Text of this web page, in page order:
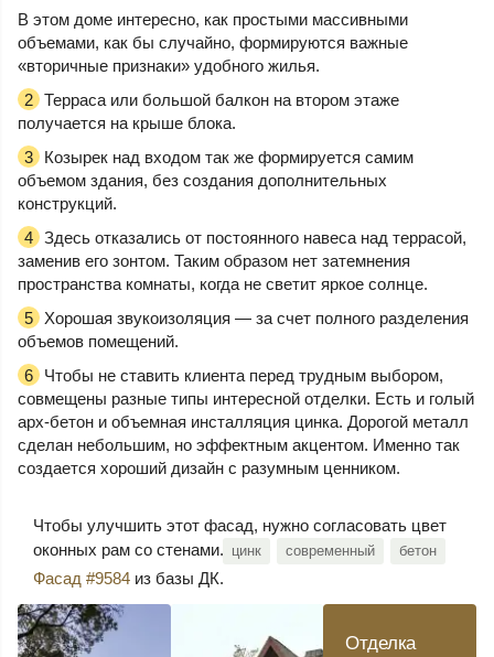
В этом доме интересно, как простыми массивными
объемами, как бы случайно, формируются важные
«вторичные признаки» удобного жилья.
2
Терраса или большой балкон на втором этаже
получается на крыше блока.
3
Козырек над входом так же формируется самим
объемом здания, без создания дополнительных
конструкций.
4
Здесь отказались от постоянного навеса над террасой,
заменив его зонтом. Таким образом нет затемнения
пространства комнаты, когда не светит яркое солнце.
5
Хорошая звукоизоляция — за счет полного разделения
объемов помещений.
6
Чтобы не ставить клиента перед трудным выбором,
совмещены разные типы интересной отделки. Есть и голый
арх-бетон и объемная инсталляция цинка. Дорогой металл
сделан небольшим, но эффектным акцентом. Именно так
создается хороший дизайн с разумным ценником.
Чтобы улучшить этот фасад, нужно согласовать цвет
оконных рам со стенами. цинк современный бетон
Фасад #9584 из базы ДК.
Отделка